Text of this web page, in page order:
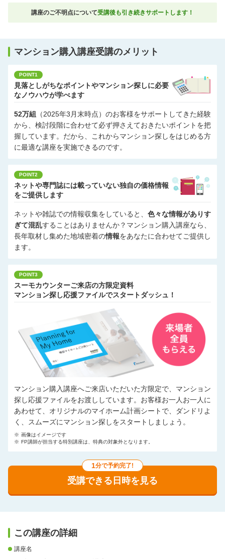
す。
ご希望があれば要望に合う物件のご紹介もお手伝いします。
講座のご不明点について受講後も引き続きサポートします！
マンション購入講座受講のメリット
POINT1
見落としがちなポイントやマンション探しに必要
なノウハウが学べます
52万組
（2025年3月末時点）のお客様をサポートしてきた経験
から、検討段階に合わせて必ず押さえておきたいポイントを把
握しています。だから、これからマンション探しをはじめる方
に最適な講座を実施できるのです。
POINT2
ネットや専門誌には載っていない独自の価格情報
をご提供します
ネットや雑誌での情報収集をしていると、 色々な情報がありす
ぎて混乱することはありませんか？マンション購入講座なら、
長年取材し集めた地域密着の情報をあなたに合わせてご提供し
ます。
POINT3
スーモカウンターご来店の方限定資料
マンション探し応援ファイルでスタートダッシュ！
マンション購入講座へご来店いただいた方限定で、マンション
探し応援ファイルをお渡ししています。お客様お一人お一人に
あわせて、オリジナルのマイホーム計画シートで、ダンドリよ
く、スムーズにマンション探しをスタートしましょう。
※ 画像はイメージです
※ FP講師が担当する特別講座は、特典の対象外となります。
1分で予約完了!
受講できる日時を見る
この講座の詳細
講座名